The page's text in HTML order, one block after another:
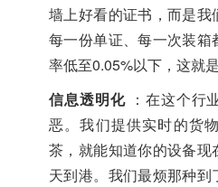
墙上好看的证书，而是我
每一份单证、每一次装
率低至0.05%以下，这就
信息透明化 ：在这个行
恶。我们提供实时的货
茶，就能知道你的设备
天到港。我们最烦那种